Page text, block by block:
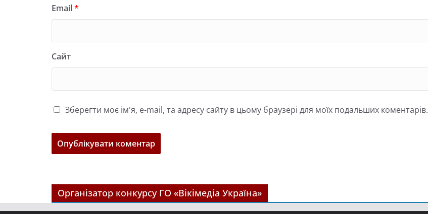
Email*
Сайт
Зберегти моє ім'я, e-mail, та адресу сайту в цьому браузері для моїх подальших коментарів.
Організатор конкурсу ГО «Вікімедіа Україна»